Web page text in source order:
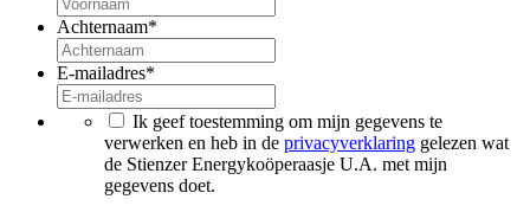
Achternaam*
E-mailadres*
Ik geef toestemming om mijn gegevens te
verwerken en heb in de privacyverklaring gelezen wat
de Stienzer Energykoöperaasje U.A. met mijn
gegevens doet.